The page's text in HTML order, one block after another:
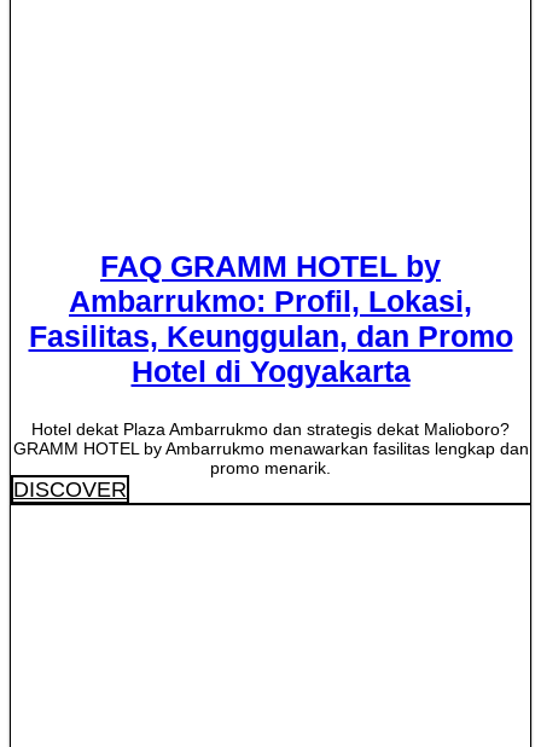
FAQ GRAMM HOTEL by
Ambarrukmo: Profil, Lokasi,
Fasilitas, Keunggulan, dan Promo
Hotel di Yogyakarta
Hotel dekat Plaza Ambarrukmo dan strategis dekat Malioboro?
GRAMM HOTEL by Ambarrukmo menawarkan fasilitas lengkap dan
promo menarik.
DISCOVER